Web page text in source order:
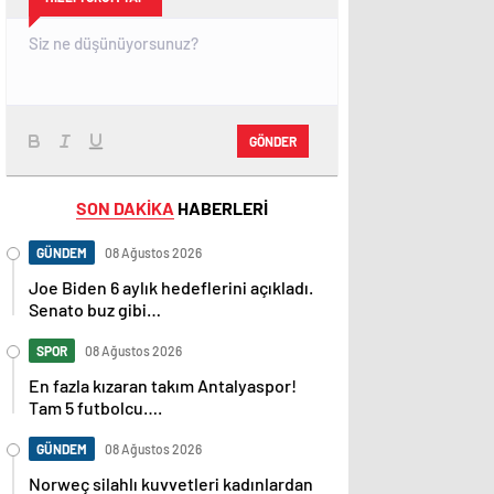
GÖNDER
SON DAKİKA HABERLERİ
GÜNDEM 08 Ağustos 2026
Joe Biden 6 aylık hedeflerini açıkladı.
Senato buz gibi…
SPOR 08 Ağustos 2026
En fazla kızaran takım Antalyaspor!
Tam 5 futbolcu….
GÜNDEM 08 Ağustos 2026
Norweç silahlı kuvvetleri kadınlardan